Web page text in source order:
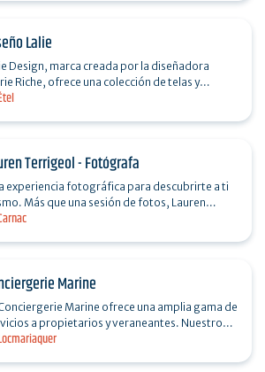
Lalie
Design, marca creada por la diseñadora
Riche, ofrece una colección de telas y
para la decoración de interiores. Con el
Terrigeol - Fotógrafa
experiencia fotográfica para descubrirte a ti
Más que una sesión de fotos, Lauren
te guía a través de una experiencia
Marine
Marine ofrece una amplia gama de
a propietarios y veraneantes. Nuestro
es ahorrar tiempo a nuestros clientes y